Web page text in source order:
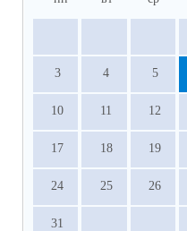
3 4 5
10 11 12
17 18 19
24 25 26
31